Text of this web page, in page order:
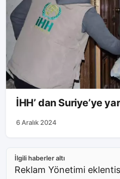
İHH’ dan Suriye’ye
6 Aralık 2024
İlgili haberler altı
Reklam Yönetimi